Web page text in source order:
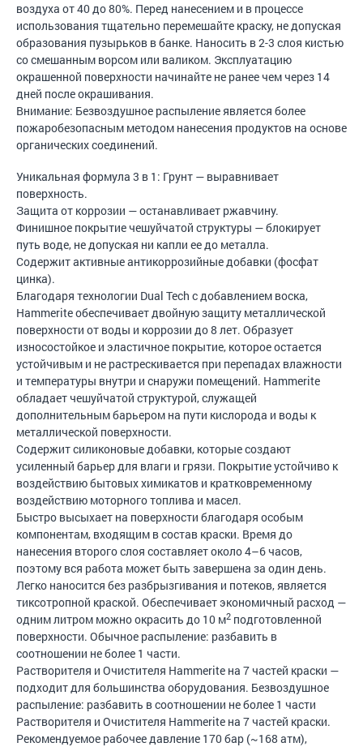
воздуха от 40 до 80%. Перед нанесением и в процессе
использования тщательно перемешайте краску, не допуская
образования пузырьков в банке. Наносить в 2-3 слоя кистью
со смешанным ворсом или валиком. Эксплуатацию
окрашенной поверхности начинайте не ранее чем через 14
дней после окрашивания.
Внимание: Безвоздушное распыление является более
пожаробезопасным методом нанесения продуктов на основе
органических соединений.
Уникальная формула 3 в 1: Грунт — выравнивает
поверхность.
Защита от коррозии — останавливает ржавчину.
Финишное покрытие чешуйчатой структуры — блокирует
путь воде, не допуская ни капли ее до металла.
Содержит активные антикоррозийные добавки (фосфат
цинка).
Благодаря технологии Dual Tech c добавлением воска,
Hammerite обеспечивает двойную защиту металлической
поверхности от воды и коррозии до 8 лет. Образует
износостойкое и эластичное покрытие, которое остается
устойчивым и не растрескивается при перепадах влажности
и температуры внутри и снаружи помещений. Hammerite
обладает чешуйчатой структурой, служащей
дополнительным барьером на пути кислорода и воды к
металлической поверхности.
Содержит силиконовые добавки, которые создают
усиленный барьер для влаги и грязи. Покрытие устойчиво к
воздействию бытовых химикатов и кратковременному
воздействию моторного топлива и масел.
Быстро высыхает на поверхности благодаря особым
компонентам, входящим в состав краски. Время до
нанесения второго слоя составляет около 4–6 часов,
поэтому вся работа может быть завершена за один день.
Легко наносится без разбрызгивания и потеков, является
тиксотропной краской. Обеспечивает экономичный расход —
одним литром можно окрасить до 10 м2 подготовленной
поверхности. Обычное распыление: разбавить в
соотношении не более 1 части.
Растворителя и Очистителя Hammerite на 7 частей краски —
подходит для большинства оборудования. Безвоздушное
распыление: разбавить в соотношении не более 1 части
Растворителя и Очистителя Hammerite на 7 частей краски.
Рекомендуемое рабочее давление 170 бар (~168 атм),